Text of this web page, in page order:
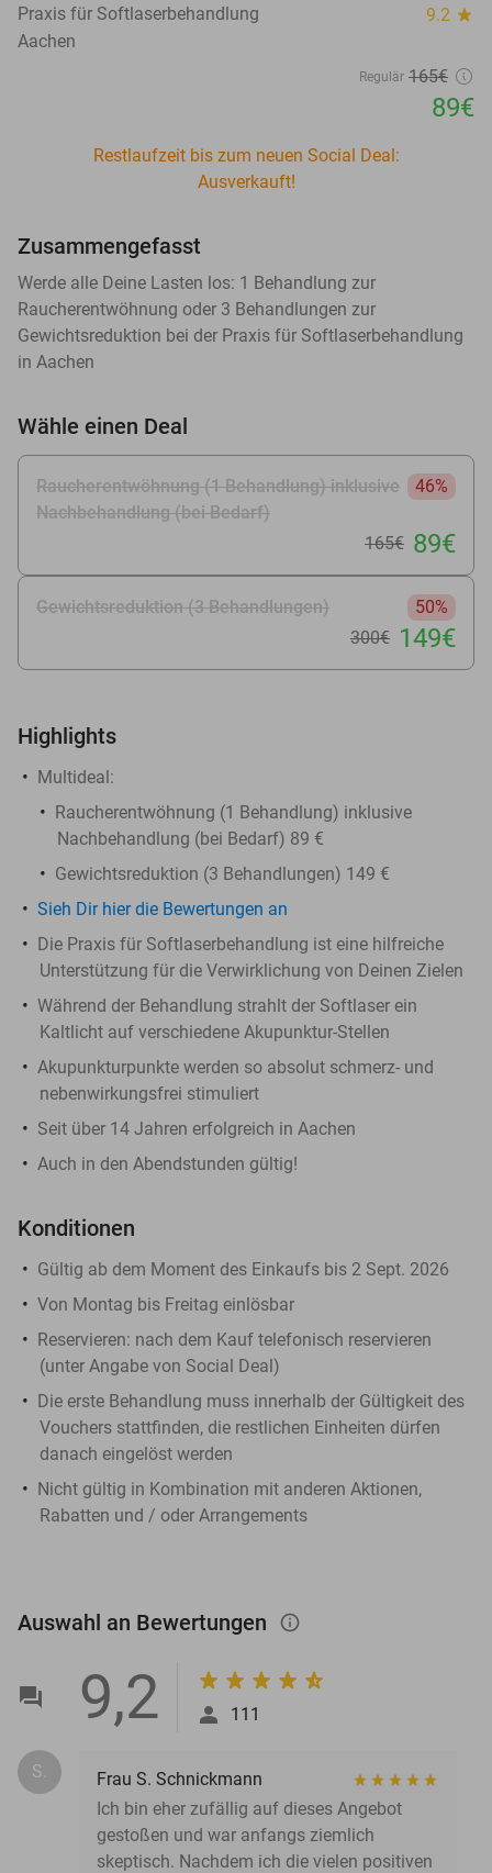
Praxis für Softlaserbehandlung 9.2 star
Aachen
Regulär 165€
89€
Restlaufzeit bis zum neuen Social Deal:
Ausverkauft!
Zusammengefasst
Werde alle Deine Lasten los: 1 Behandlung zur
Raucherentwöhnung oder 3 Behandlungen zur
Gewichtsreduktion bei der Praxis für Softlaserbehandlung
in Aachen
Wähle einen Deal
Raucherentwöhnung (1 Behandlung) inklusive
Nachbehandlung (bei Bedarf)
46%
165€ 89€
Gewichtsreduktion (3 Behandlungen)
50%
300€ 149€
Highlights
Multideal:
Raucherentwöhnung (1 Behandlung) inklusive
Nachbehandlung (bei Bedarf) 89 €
Gewichtsreduktion (3 Behandlungen) 149 €
Sieh Dir hier die Bewertungen an
Die Praxis für Softlaserbehandlung ist eine hilfreiche
Unterstützung für die Verwirklichung von Deinen Zielen
Während der Behandlung strahlt der Softlaser ein
Kaltlicht auf verschiedene Akupunktur-Stellen
Akupunkturpunkte werden so absolut schmerz- und
nebenwirkungsfrei stimuliert
Seit über 14 Jahren erfolgreich in Aachen
Auch in den Abendstunden gültig!
Konditionen
Gültig ab dem Moment des Einkaufs bis 2 Sept. 2026
Von Montag bis Freitag einlösbar
Reservieren: nach dem Kauf telefonisch reservieren
(unter Angabe von Social Deal)
Die erste Behandlung muss innerhalb der Gültigkeit des
Vouchers stattfinden, die restlichen Einheiten dürfen
danach eingelöst werden
Nicht gültig in Kombination mit anderen Aktionen,
Rabatten und / oder Arrangements
Auswahl an Bewertungen info_outlined
9,2 111
S.
Frau S. Schnickmann
Ich bin eher zufällig auf dieses Angebot
gestoßen und war anfangs ziemlich
skeptisch. Nachdem ich die vielen positiven